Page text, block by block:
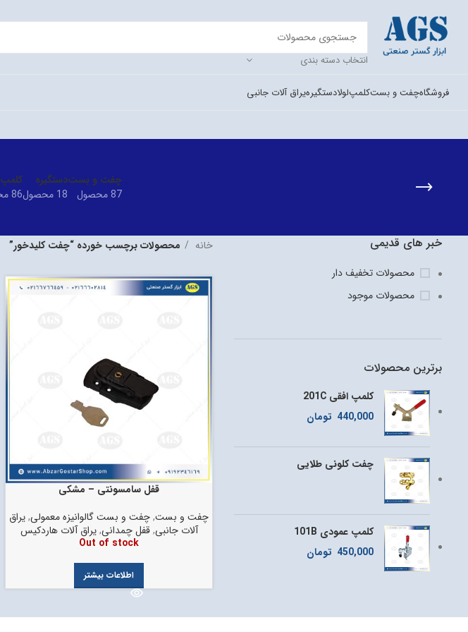
انتخاب دسته بندی
فروشگاهچفت و بستکلمپلولادستگیرهیراق آلات جانبی
چفت و بست
87 محصول
دستگیره
18 محصول
کلمپ
86 محصول
خبر های قدیمی
محصولات تخفیف دار
محصولات موجود
برترین محصولات
کلمپ افقی 201C
440,000 تومان
چفت کلونی طلایی
کلمپ عمودی 101B
450,000 تومان
خانه محصولات برچسب خورده “چفت کلیدخور”
قفل سامسونتی – مشکی
چفت و بست,چفت و بست گالوانیزه معمولی,یراق
آلات جانبی,قفل چمدانی,یراق آلات هاردکیس
Out of stock
اطلاعات بیشتر